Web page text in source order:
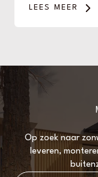
LEES MEER
Op zoek naar
leveren,